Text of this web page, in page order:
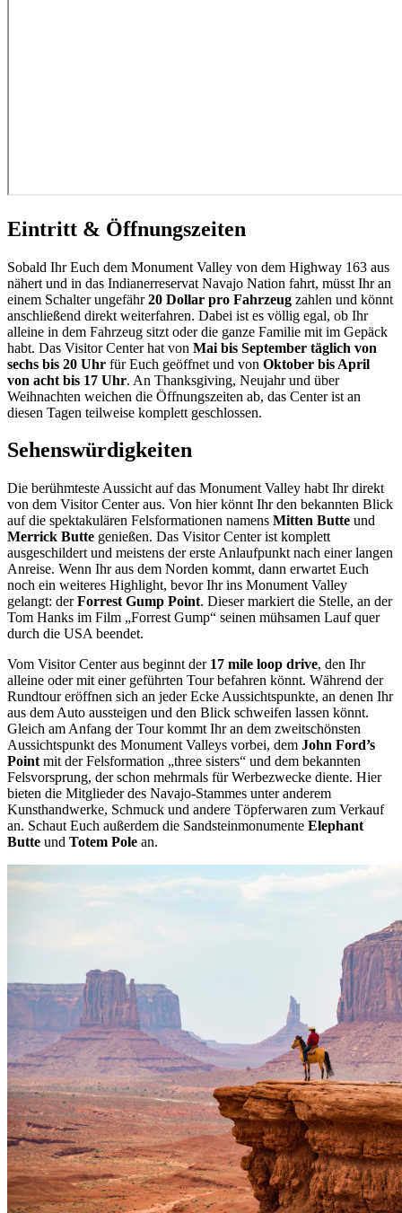
Eintritt & Öffnungszeiten
Sobald Ihr Euch dem Monument Valley von dem Highway 163 aus
nähert und in das Indianerreservat Navajo Nation fahrt, müsst Ihr an
einem Schalter ungefähr20 Dollar pro Fahrzeug zahlen und könnt
anschließend direkt weiterfahren. Dabei ist es völlig egal, ob Ihr
alleine in dem Fahrzeug sitzt oder die ganze Familie mit im Gepäck
habt. Das Visitor Center hat von Mai bis September täglich von
sechs bis 20 Uhr für Euch geöffnet und von Oktober bis April
von acht bis 17 Uhr. An Thanksgiving, Neujahr und über
Weihnachten weichen die Öffnungszeiten ab, das Center ist an
diesen Tagen teilweise komplett geschlossen.
Sehenswürdigkeiten
Die berühmteste Aussicht auf das Monument Valley habt Ihr direkt
von dem Visitor Center aus. Von hier könnt Ihr den bekannten Blick
auf die spektakulären Felsformationen namens Mitten Butte und
Merrick Butte genießen. Das Visitor Center ist komplett
ausgeschildert und meistens der erste Anlaufpunkt nach einer langen
Anreise. Wenn Ihr aus dem Norden kommt, dann erwartet Euch
noch ein weiteres Highlight, bevor Ihr ins Monument Valley
gelangt: derForrest Gump Point. Dieser markiert die Stelle, an der
Tom Hanks im Film „Forrest Gump“ seinen mühsamen Lauf quer
durch die USA beendet.
Vom Visitor Center aus beginnt der 17 mile loop drive, den Ihr
alleine oder mit einer geführten Tour befahren könnt. Während der
Rundtour eröffnen sich an jeder Ecke Aussichtspunkte, an denen Ihr
aus dem Auto aussteigen und den Blick schweifen lassen könnt.
Gleich am Anfang der Tour kommt Ihr an dem zweitschönsten
Aussichtspunkt des Monument Valleys vorbei, dem John Ford’s
Point mit der Felsformation „three sisters“ und dem bekannten
Felsvorsprung, der schon mehrmals für Werbezwecke diente. Hier
bieten die Mitglieder des Navajo-Stammes unter anderem
Kunsthandwerke, Schmuck und andere Töpferwaren zum Verkauf
an. Schaut Euch außerdem die Sandsteinmonumente Elephant
Butte und Totem Pole an.